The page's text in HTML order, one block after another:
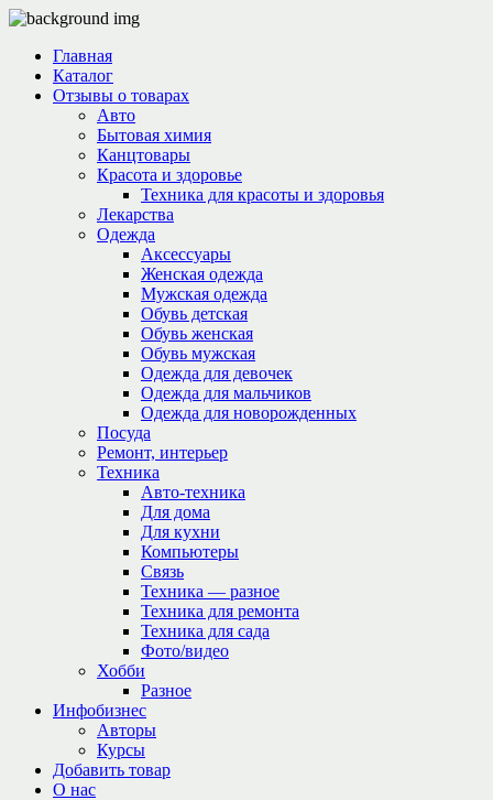
Главная
Каталог
Отзывы о товарах
Авто
Бытовая химия
Канцтовары
Красота и здоровье
Техника для красоты и здоровья
Лекарства
Одежда
Аксессуары
Женская одежда
Мужская одежда
Обувь детская
Обувь женская
Обувь мужская
Одежда для девочек
Одежда для мальчиков
Одежда для новорожденных
Посуда
Ремонт, интерьер
Техника
Авто-техника
Для дома
Для кухни
Компьютеры
Связь
Техника — разное
Техника для ремонта
Техника для сада
Фото/видео
Хобби
Разное
Инфобизнес
Авторы
Курсы
Добавить товар
О нас